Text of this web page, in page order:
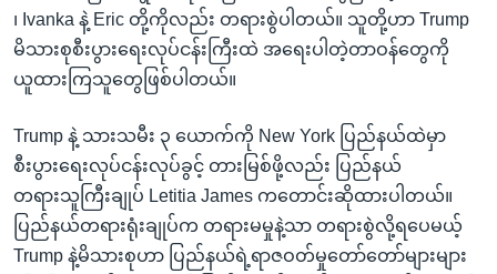
၊ Ivanka နဲ့ Eric တို့ကိုလည်း တရားစွဲပါတယ်။ သူတို့ဟာ Trump
မိသားစုစီးပွားရေးလုပ်ငန်းကြီးထဲ အရေးပါတဲ့တာဝန်တွေကို
ယူထားကြသူတွေဖြစ်ပါတယ်။
Trump နဲ့ သားသမီး ၃ ယောက်ကို New York ပြည်နယ်ထဲမှာ
စီးပွားရေးလုပ်ငန်းလုပ်ခွင့် တားမြစ်ဖို့လည်း ပြည်နယ်
တရားသူကြီးချုပ် Letitia James ကတောင်းဆိုထားပါတယ်။
ပြည်နယ်တရားရုံးချုပ်က တရားမမှုနဲ့သာ တရားစွဲလို့ရပေမယ့်
Trump နဲ့မိသားစုဟာ ပြည်နယ်ရဲ့ရာဇဝတ်မှုတော်တော်များများ